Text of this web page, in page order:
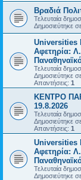
Βραδιά
Τελευταία
Δημοσιεύτηκε
Universities
Αφετηρία:
Τελευταία
Δημοσιεύτηκε
Απαντήσεις: 1
ΚΕΝΤΡΟ
19.8.2026
Τελευταία
Δημοσιεύτηκε
Απαντήσεις: 1
Universities
Αφετηρία:
Τελευταία
Δημοσιεύτηκε